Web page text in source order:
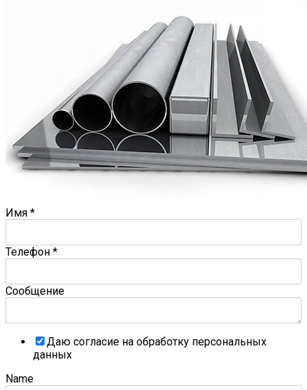
Имя *
Телефон *
Сообщение
Даю согласие на обработку персональных
данных
Name